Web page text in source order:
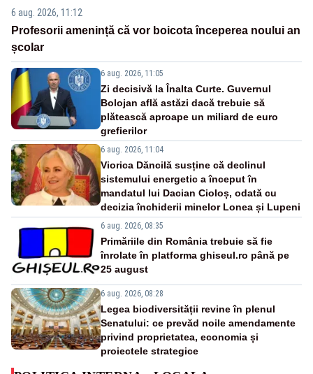
6 aug. 2026, 11:12
Profesorii amenință că vor boicota începerea noului an
școlar
6 aug. 2026, 11:05
Zi decisivă la Înalta Curte. Guvernul
Bolojan află astăzi dacă trebuie să
plătească aproape un miliard de euro
grefierilor
6 aug. 2026, 11:04
Viorica Dăncilă susține că declinul
sistemului energetic a început în
mandatul lui Dacian Cioloș, odată cu
decizia închiderii minelor Lonea și Lupeni
6 aug. 2026, 08:35
Primăriile din România trebuie să fie
înrolate în platforma ghiseul.ro până pe
25 august
6 aug. 2026, 08:28
Legea biodiversității revine în plenul
Senatului: ce prevăd noile amendamente
privind proprietatea, economia și
proiectele strategice